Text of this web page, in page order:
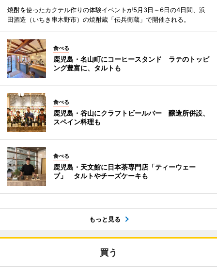
焼酎を使ったカクテル作りの体験イベントが5月3日～6日の4日間、浜
田酒造（いちき串木野市）の焼酎蔵「伝兵衛蔵」で開催される。
食べる
鹿児島・名山町にコーヒースタンド ラテのトッピ
ング豊富に、タルトも
食べる
鹿児島・谷山にクラフトビールバー 醸造所併設、
スペイン料理も
食べる
鹿児島・天文館に日本茶専門店「ティーウェー
ブ」 タルトやチーズケーキも
もっと見る
買う